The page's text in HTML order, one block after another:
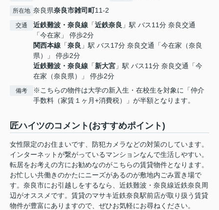
所在地 奈良県奈良市雑司町11-2
交通 近鉄難波・奈良線 「近鉄奈良 」駅 バス11分 奈良交通
「今在家」 停歩2分
関西本線 「奈良 」駅 バス17分 奈良交通「今在家（奈良
県）」 停歩2分
近鉄難波・奈良線 「新大宮 」駅 バス11分 奈良交通「今
在家（奈良県）」 停歩2分
備考
※こちらの物件は大学の新入生・在校生を対象に「仲介
手数料（家賃１ヶ月+消費税）」が半額となります。
匠ハイツのコメント(おすすめポイント)
女性限定のお住まいです、防犯カメラなどの対策のしています。
インターネットが繋がっているマンションなんで生活しやすい。
転居をお考えの方にお勧めなのがこちらの賃貸物件となります。
お忙しい共働きのかたにニーズがあるのが敷地内ごみ置き場で
す。奈良市にお引越しをするなら、近鉄難波・奈良線近鉄奈良周
辺がオススメです。賃貸のマサキ近鉄奈良駅前店が取り扱う賃貸
物件が豊富にありますので、ぜひお気軽にお尋ねください。